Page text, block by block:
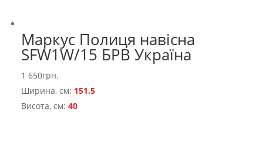
Маркус Полиця навісна
SFW1W/15 БРВ Україна
1 650грн.
Ширина, см: 151.5
Висота, см:40